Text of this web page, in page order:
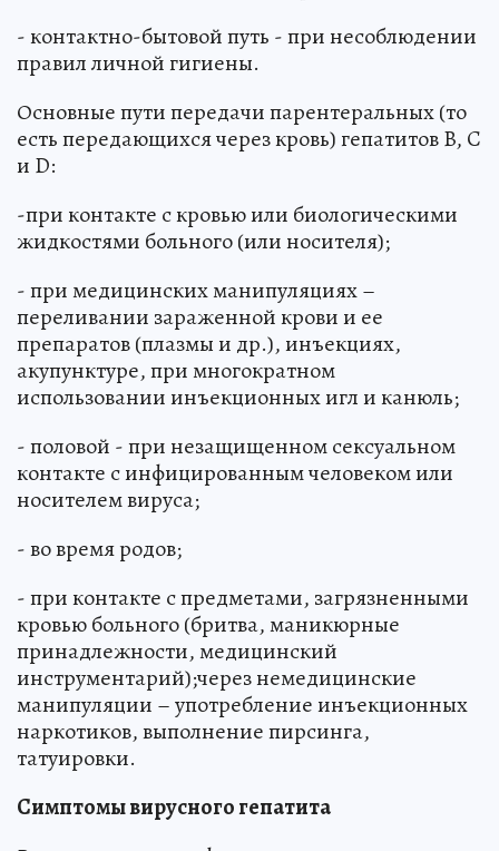
- контактно-бытовой путь - при несоблюдении
правил личной гигиены.
Основные пути передачи парентеральных (то
есть передающихся через кровь) гепатитов B, C
и D:
-при контакте с кровью или биологическими
жидкостями больного (или носителя);
- при медицинских манипуляциях –
переливании зараженной крови и ее
препаратов (плазмы и др.), инъекциях,
акупунктуре, при многократном
использовании инъекционных игл и канюль;
- половой - при незащищенном сексуальном
контакте с инфицированным человеком или
носителем вируса;
- во время родов;
- при контакте с предметами, загрязненными
кровью больного (бритва, маникюрные
принадлежности, медицинский
инструментарий);через немедицинские
манипуляции – употребление инъекционных
наркотиков, выполнение пирсинга,
татуировки.
Симптомы вирусного гепатита